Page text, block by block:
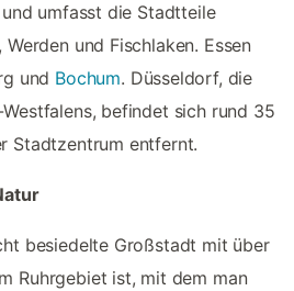
umfasst die Stadtteile
und Fischlaken. Essen
und Bochum. Düsseldorf, die
befindet sich rund 35
Stadtzentrum entfernt.
besiedelte Großstadt mit über
Ruhrgebiet ist, mit dem man